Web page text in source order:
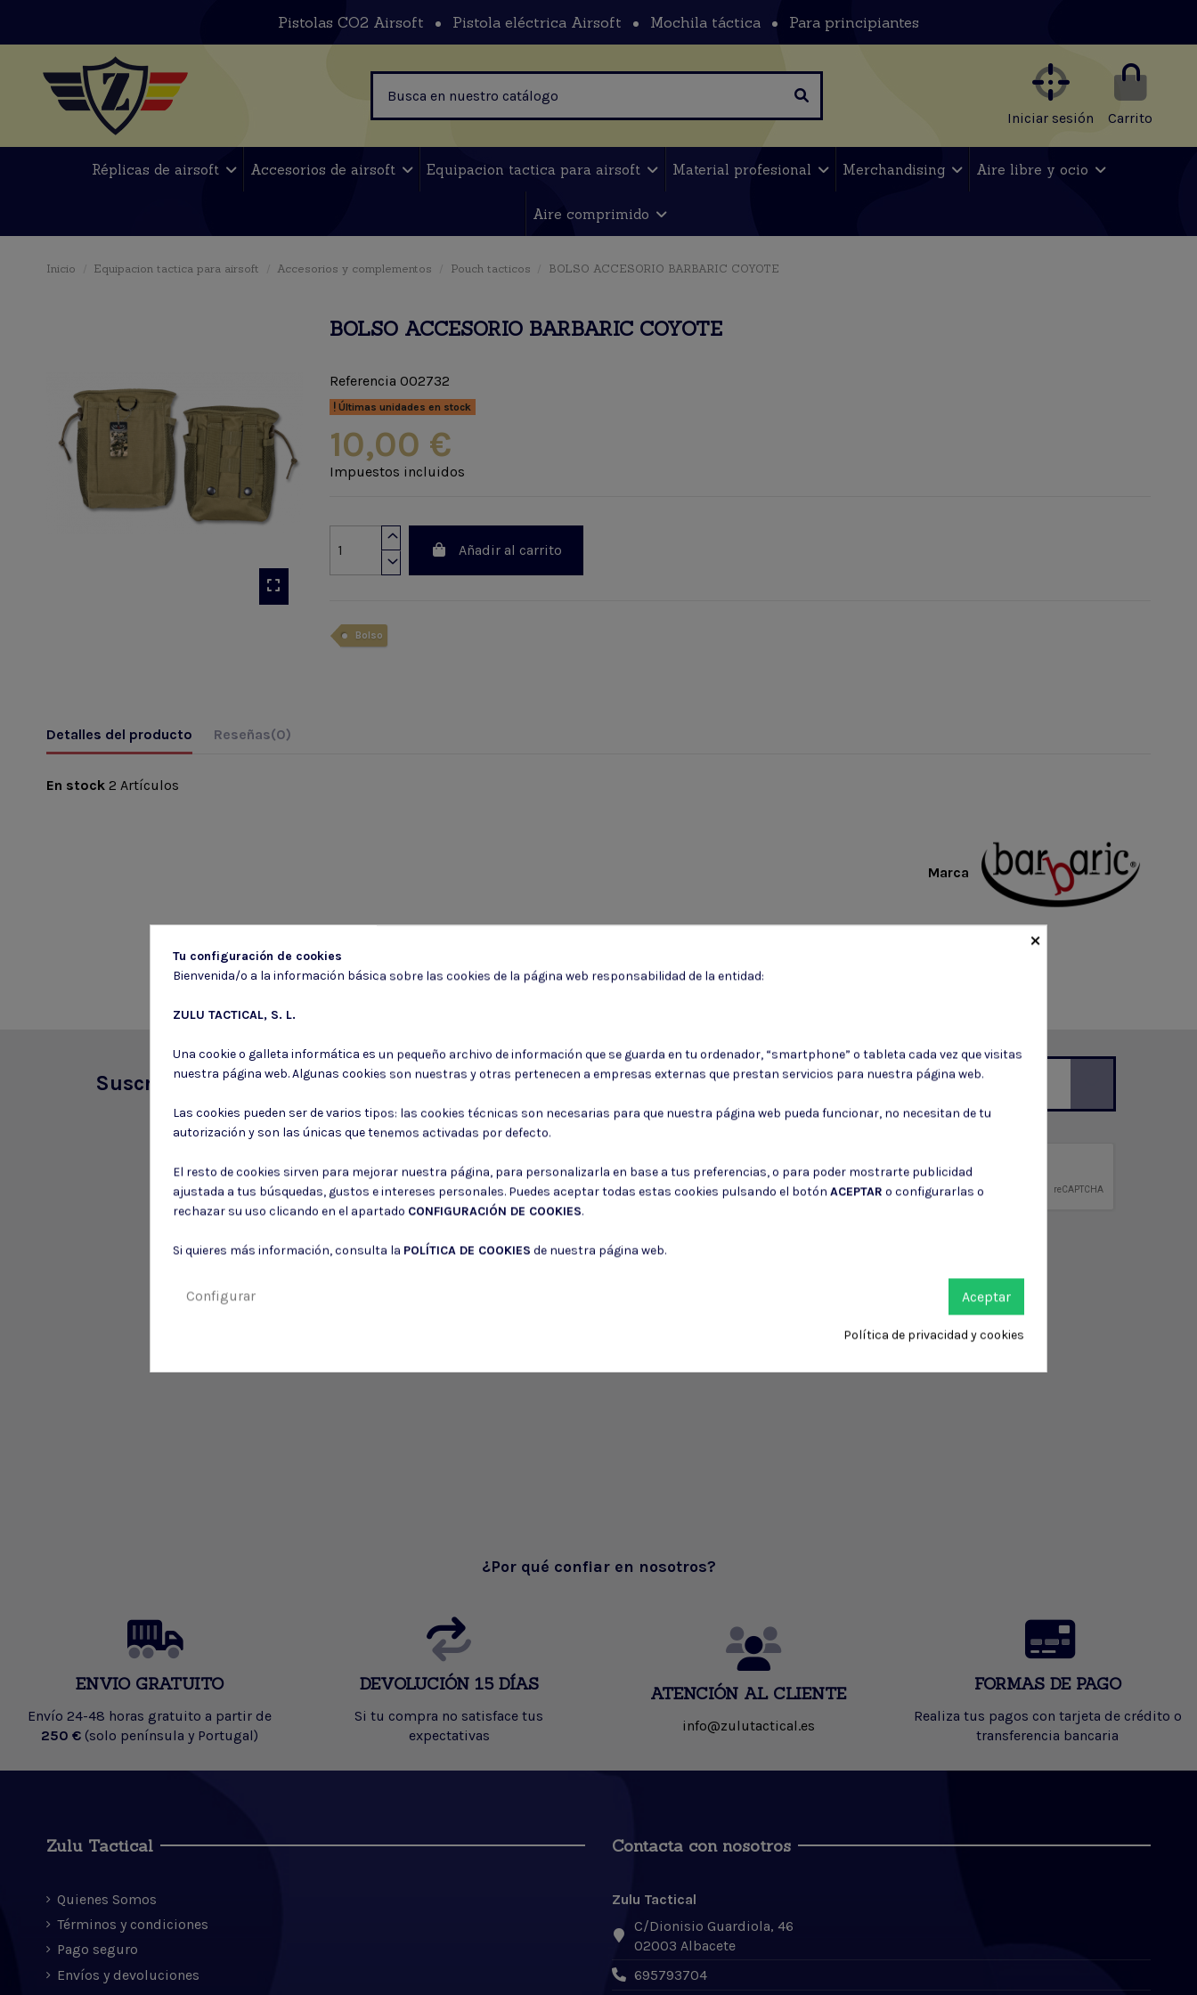
Pistolas CO2 Airsoft Pistola eléctrica Airsoft Mochila táctica Para principiantes
Iniciar sesión Carrito
Réplicas de airsoft Accesorios de airsoft Equipacion tactica para airsoft Material profesional Merchandising Aire libre y ocio
Aire comprimido
Inicio Equipacion tactica para airsoft Accesorios y complementos Pouch tacticos BOLSO ACCESORIO BARBARIC COYOTE
BOLSO ACCESORIO BARBARIC COYOTE
Referencia 002732
Últimas unidades en stock
10,00 €
Impuestos incluidos
Añadir al carrito
Bolso
Detalles del producto Reseñas(0)
Marca
En stock 2 Artículos
Suscríbete a nuestro boletín
Puede darse de baja en cualquier momento. Para ello, consulte nuestra información de contacto en el aviso legal.
Consiento el uso de mis datos para los fines indicados en la
Política de privacidad
Consiento el uso de mis datos personales para recibir publicidad de su entidad.
¿Por qué confiar en nosotros?
ENVIO GRATUITO
Envío 24-48 horas gratuito a partir de
250 € (solo península y Portugal)
DEVOLUCIÓN 15 DÍAS
Si tu compra no satisface tus
expectativas
ATENCIÓN AL CLIENTE
info@zulutactical.es
FORMAS DE PAGO
Realiza tus pagos con tarjeta de crédito o
transferencia bancaria
Zulu Tactical
Quienes Somos
Términos y condiciones
Pago seguro
Envíos y devoluciones
Contacta con nosotros
Zulu Tactical
C/Dionisio Guardiola, 46
02003 Albacete
695793704
×
Tu configuración de cookies
Bienvenida/o a la información básica sobre las cookies de la página web responsabilidad de la entidad:
ZULU TACTICAL, S. L.
Una cookie o galleta informática es un pequeño archivo de información que se guarda en tu ordenador, “smartphone” o tableta cada vez que visitas
nuestra página web. Algunas cookies son nuestras y otras pertenecen a empresas externas que prestan servicios para nuestra página web.
Las cookies pueden ser de varios tipos: las cookies técnicas son necesarias para que nuestra página web pueda funcionar, no necesitan de tu
autorización y son las únicas que tenemos activadas por defecto.
El resto de cookies sirven para mejorar nuestra página, para personalizarla en base a tus preferencias, o para poder mostrarte publicidad
ajustada a tus búsquedas, gustos e intereses personales. Puedes aceptar todas estas cookies pulsando el botón ACEPTAR o configurarlas o
rechazar su uso clicando en el apartado CONFIGURACIÓN DE COOKIES.
Si quieres más información, consulta la POLÍTICA DE COOKIES de nuestra página web.
Aceptar
Configurar
Política de privacidad y cookies